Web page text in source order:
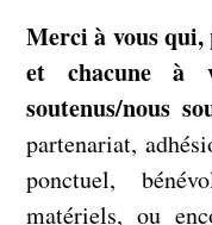
Merci à vous
et chacune à
soutenus/nous
partenariat,
ponctuel,
matériels, ou